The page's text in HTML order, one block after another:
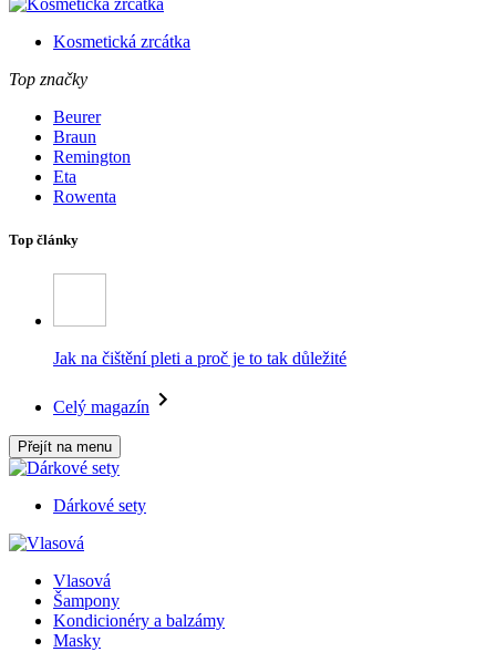
Kosmetická zrcátka
Top značky
Beurer
Braun
Remington
Eta
Rowenta
Top články
Jak na čištění pleti a proč je to tak důležité
Celý magazín
Přejít na menu
Dárkové sety
Vlasová
Šampony
Kondicionéry a balzámy
Masky